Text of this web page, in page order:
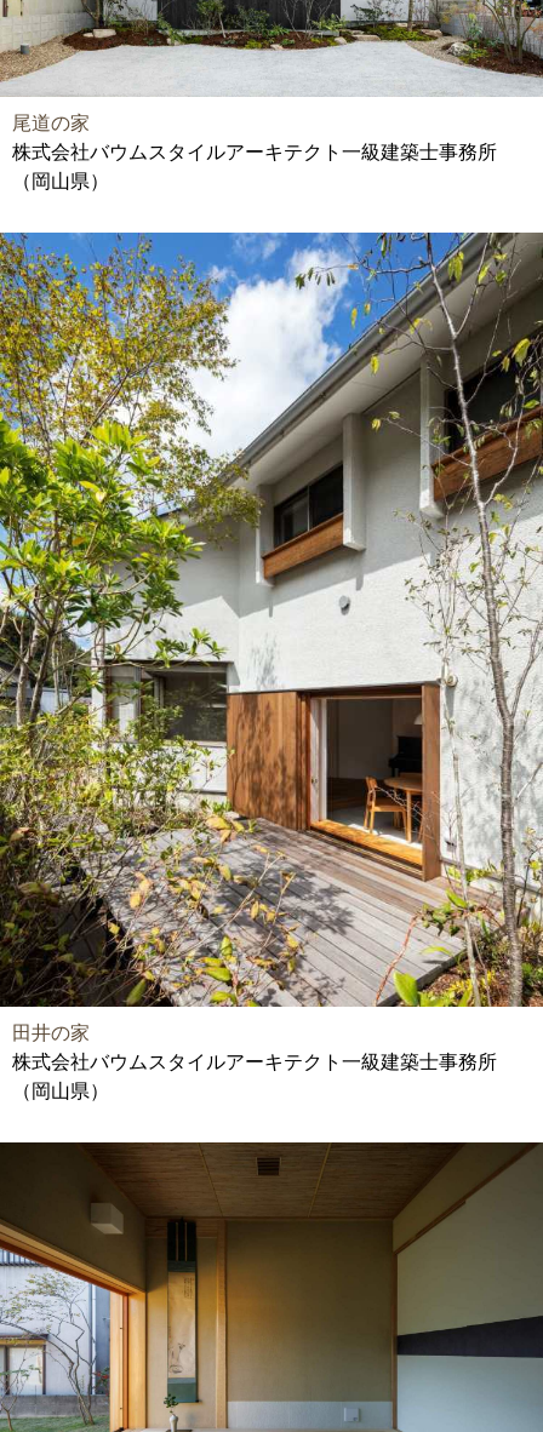
尾道の家
株式会社バウムスタイルアーキテクト一級建築士事務所
（岡山県）
田井の家
株式会社バウムスタイルアーキテクト一級建築士事務所
（岡山県）